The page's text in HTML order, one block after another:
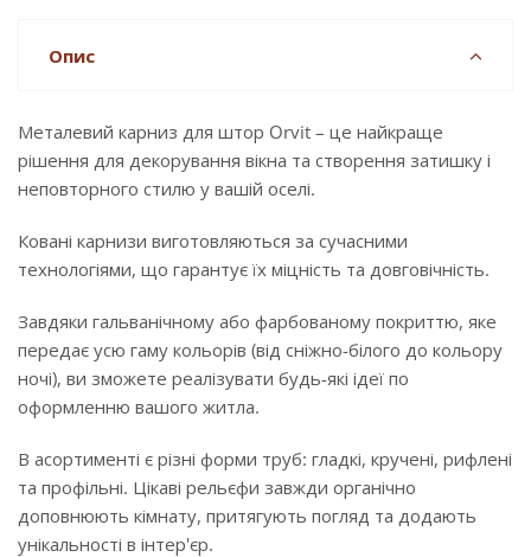
Опис
Металевий карниз для штор Orvit – це найкраще
рішення для декорування вікна та створення затишку і
неповторного стилю у вашій оселі.
Ковані карнизи виготовляються за сучасними
технологіями, що гарантує їх міцність та довговічність.
Завдяки гальванічному або фарбованому покриттю, яке
передає усю гаму кольорів (від сніжно-білого до кольору
ночі), ви зможете реалізувати будь-які ідеї по
оформленню вашого житла.
В асортименті є різні форми труб: гладкі, кручені, рифлені
та профільні. Цікаві рельєфи завжди органічно
доповнюють кімнату, притягують погляд та додають
унікальності в інтер'єр.